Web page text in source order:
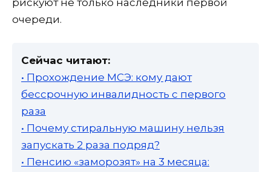
рискуют не только наследники первой
очереди.
Сейчас читают:
• Прохождение МСЭ: кому дают
бессрочную инвалидность с первого
раза
• Почему стиральную машину нельзя
запускать 2 раза подряд?
• Пенсию «заморозят» на 3 месяца: